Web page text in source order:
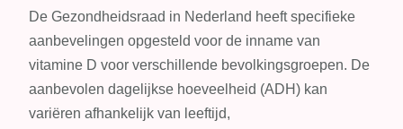
De Gezondheidsraad in Nederland heeft specifieke
aanbevelingen opgesteld voor de inname van
vitamine D voor verschillende bevolkingsgroepen. De
aanbevolen dagelijkse hoeveelheid (ADH) kan
variëren afhankelijk van leeftijd,